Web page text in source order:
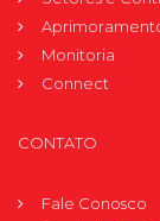
Monitoria
Connect
CONTATO
Fale Conosco